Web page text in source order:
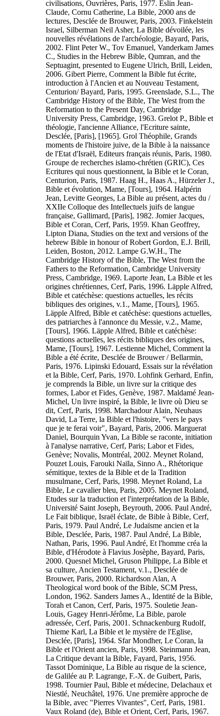
civilisations, Ouvrières, Paris, 1977. Eslin Jean-
Claude, Cornu Catherine, La Bible, 2000 ans de
lectures, Desclée de Brouwer, Paris, 2003. Finkelstein
Israel, Silberman Neil Asher, La Bible dévoilée, les
nouvelles révélations de l'archéologie, Bayard, Paris,
2002. Flint Peter W., Tov Emanuel, Vanderkam James
C., Studies in the Hebrew Bible, Qumran, and the
Septuagint, presented to Eugene Ulrich, Brill, Leiden,
2006. Gibert Pierre, Comment la Bible fut écrite,
introduction à l'Ancien et au Nouveau Testament,
Centurion/ Bayard, Paris, 1995. Greenslade, S.L., The
Cambridge History of the Bible, The West from the
Reformation to the Present Day, Cambridge
University Press, Cambridge, 1963. Grelot P., Bible et
théologie, l'ancienne Alliance, l'Ecriture sainte,
Desclée, [Paris], [1965]. Grol Théophile, Grands
moments de l'histoire juive, de la Bible à la naissance
de l'Etat d'Israël, Editeurs français réunis, Paris, 1980.
Groupe de recherches islamo-chrétien (GRIC), Ces
Ecritures qui nous questionnent, la Bible et le Coran,
Centurion, Paris, 1987. Haag H., Haas A., Hürzeler J.,
Bible et évolution, Mame, [Tours], 1964. Halpérin
Jean, Levitte Georges, La Bible au présent, actes du /
XXIIe Colloque des Intellectuels juifs de langue
française, Gallimard, [Paris], 1982. Jomier Jacques,
Bible et Coran, Cerf, Paris, 1959. Khan Geoffrey,
Lipton Diana, Studies on the text and versions of the
hebrew Bible in honour of Robert Gordon, E.J. Brill,
Leiden, Boston, 2012. Lampe G.W.H., The
Cambridge History of the Bible, The West from the
Fathers to the Reformation, Cambridge University
Press, Cambridge, 1969. Laporte Jean, La Bible et les
origines chrétiennes, Cerf, Paris, 1996. Läpple Alfred,
Bible et catéchèse: questions actuelles, les récits
bibliques des origines, v.1., Mame, [Tours], 1965.
Läpple Alfred, Bible et catéchèse: questions actuelles,
des patriarches à l'annonce du Messie, v.2., Mame,
[Tours], 1966. Läpple Alfred, Bible et catéchèse:
questions actuelles, les récits bibliques des origines,
Mame, [Tours], 1967. Lestienne Michel, Comment la
Bible a été écrite, Desclée de Brouwer / Bellarmin,
Paris, 1976. Lipinski Edouard, Essais sur la révélation
et la Bible, Cerf, Paris, 1970. Lohfink Gerhard, Enfin,
je comprends la Bible, un livre sur la critique des
formes, Labor et Fides, Genève, 1987. Maldamé Jean-
Michel, Un livre inspiré, la Bible, le livre où Dieu se
dit, Cerf, Paris, 1998. Marchadour Alain, Neuhaus
David, La Terre, la Bible et l'histoire, "vers le pays
que je te ferai voir", Bayard, Paris, 2006. Marguerat
Daniel, Bourquin Yvan, La Bible se raconte, initiation
à l'analyse narrative, Cerf, Paris; Labor et Fides,
Genève; Novalis, Montréal, 2002. Meynet Roland,
Pouzet Louis, Farouki Naïla, Sinno A., Rhétorique
sémitique, textes de la Bible et de la Tradition
musulmane, Cerf, Paris, 1998. Meynet Roland, La
Bible, Le cavalier bleu, Paris, 2005. Meynet Roland,
Etudes sur la traduction et l'interprétation de la Bible,
Université Saint Joseph, Beyrouth, 2006. Paul André,
Le Fait biblique, Israël éclate, de Bible à Bible, Cerf,
Paris, 1979. Paul André, Le Judaïsme ancien et la
Bible, Desclée, Paris, 1987. Paul André, La Bible,
Nathan, Paris, 1996. Paul André, Et l'homme créa la
Bible, d'Hérodote à Flavius Josèphe, Bayard, Paris,
2000. Quesnel Michel, Gruson Philippe, La Bible et
sa culture, Ancien Testament, v.1., Desclée de
Brouwer, Paris, 2000. Richardson Alan, A
Theological word book of the Bible, SCM Press,
London, 1962. Sanders James A., Identité de la Bible,
Torah et Canon, Cerf, Paris, 1975. Souletie Jean-
Louis, Gagey Henri-Jérôme, La Bible, parole
adressée, Cerf, Paris, 2001. Schnackenburg Rudolf,
Thieme Karl, La Bible et le mystère de l'Eglise,
Desclée, [Paris], 1964. Sfar Mondher, Le Coran, la
Bible et l'Orient ancien, Paris, 1998. Steinmann Jean,
La Critique devant la Bible, Fayard, Paris, 1956.
Tassot Dominique, La Bible au risque de la science,
de Galilée au P. Lagrange, F.-X. de Guibert, Paris,
1998. Tournier Paul, Bible et médecine, Delachaux et
Niestlé, Neuchâtel, 1976. Une première approche de
la Bible, avec "Pierres Vivantes", Cerf, Paris, 1981.
Vaux Roland (de), Bible et Orient, Cerf, Paris, 1967.